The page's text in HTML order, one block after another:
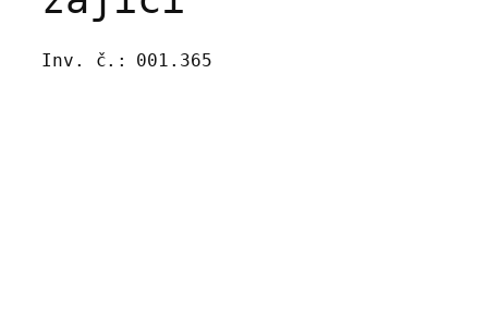
Inv. č.: 001.365